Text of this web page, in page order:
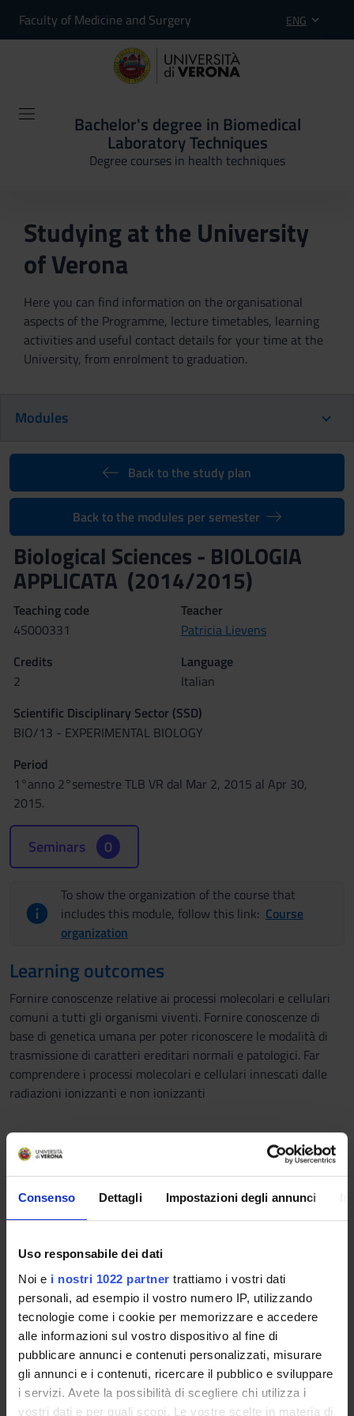
Consenso Dettagli Impostazioni degli annunci
Uso responsabile dei dati
Noi e i nostri 1022 partner trattiamo i vostri dati
personali, ad esempio il vostro numero IP, utilizzando
tecnologie come i cookie per memorizzare e accedere
alle informazioni sul vostro dispositivo al fine di
pubblicare annunci e contenuti personalizzati, misurare
gli annunci e i contenuti, ricercare il pubblico e sviluppare
i servizi. Avete la possibilità di scegliere chi utilizza i
vostri dati e per quali scopi. Le vostre scelte in materia di
Faculty of Medicine and Surgery ENG
Bachelor's degree in Biomedical
Laboratory Techniques
Degree courses in health techniques
Studying at the University
of Verona
Here you can find information on the organisational
aspects of the Programme, lecture timetables, learning
activities and useful contact details for your time at the
University, from enrolment to graduation.
Modules
Back to the study plan
Back to the modules per semester
Biological Sciences - BIOLOGIA
APPLICATA (2014/2015)
Teaching code
4S000331
Teacher
Patricia Lievens
Credits
2
Language
Italian
Scientific Disciplinary Sector (SSD)
BIO/13 - EXPERIMENTAL BIOLOGY
Period
1°anno 2°semestre TLB VR dal Mar 2, 2015 al Apr 30,
2015.
Seminars 0
To show the organization of the course that
includes this module, follow this link: Course
organization
Learning outcomes
Fornire conoscenze relative ai processi molecolari e cellulari
comuni a tutti gli organismi viventi. Fornire conoscenze di
base di genetica umana per poter riconoscere le modalità di
trasmissione di caratteri ereditari normali e patologici. Far
comprendere i processi molecolari e cellulari innescati dalle
radiazioni ionizzanti e non ionizzanti
Program
Procarioti: caratteristiche generali, Evoluzione da procarioti a
La cellula eucariotica: caratteristiche generali, Evoluzione
degli organismi pluricellulari
Il nucleo, i cromosomi, Divisione cellulare: mitosi
Riproduzione sessuata e meiosi. Gametogenesi nell’uomo
Cariotipo umano normale e patologico, Cromosomi sessuali,
compensazione del dosaggio genico
Basi molecolari dell’informazione ereditaria. DNA. Struttura e